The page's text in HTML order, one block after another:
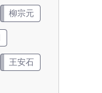
柳宗元
王安石